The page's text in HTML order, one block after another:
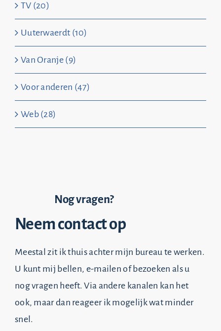
TV (20)
Uuterwaerdt (10)
Van Oranje (9)
Voor anderen (47)
Web (28)
Nog vragen?
Neem contact op
Meestal zit ik thuis achter mijn bureau te werken.
U kunt mij bellen, e-mailen of bezoeken als u
nog vragen heeft. Via andere kanalen kan het
ook, maar dan reageer ik mogelijk wat minder
snel.